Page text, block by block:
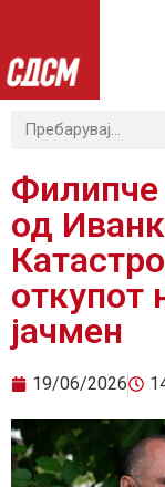
Филипче
од
откупот
јачмен
19/06/2026